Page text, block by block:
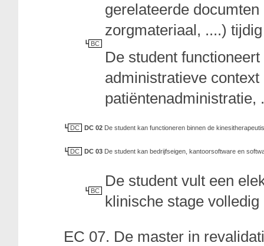
BC
gerelateerde
zorgmateriaal, ....)
De student
administratieve
DC DC 02 De student kan functioneren binnen de
DC DC 03 De student kan bedrijfseigen, kantoorsoftware en
BC
De student vult een
klinische stage
EC 07. De master in